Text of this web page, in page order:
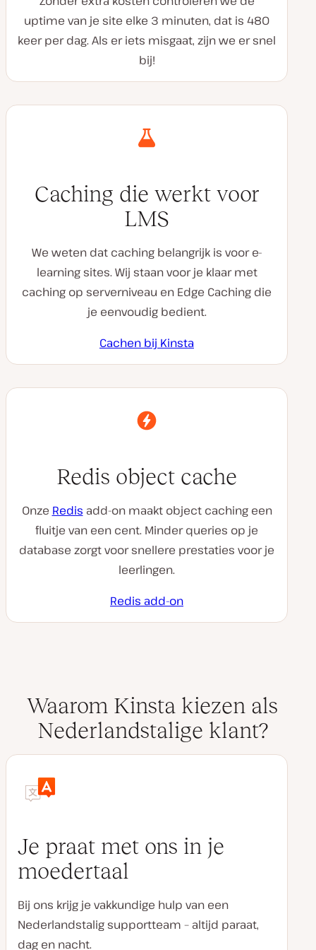
uptime van je site elke 3 minuten, dat is 480
keer per dag. Als er iets misgaat, zijn we er snel
bij!
Caching die werkt voor
LMS
We weten dat caching belangrijk is voor e-
learning sites. Wij staan voor je klaar met
caching op serverniveau en Edge Caching die
je eenvoudig bedient.
Cachen bij Kinsta
Redis object cache
Onze Redis add-on maakt object caching een
fluitje van een cent. Minder queries op je
database zorgt voor snellere prestaties voor je
leerlingen.
Redis add-on
Waarom Kinsta kiezen als
Nederlandstalige klant?
Je praat met ons in je
moedertaal
Bij ons krijg je vakkundige hulp van een
Nederlandstalig supportteam – altijd paraat,
dag en nacht.